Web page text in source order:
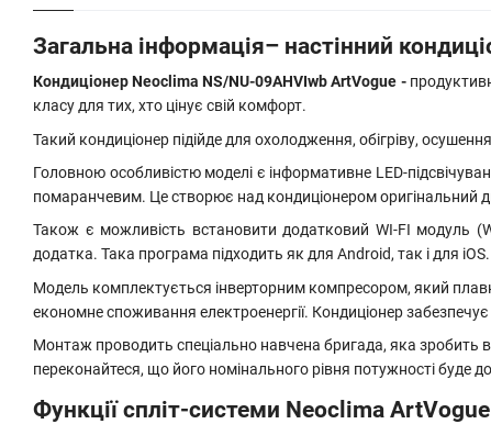
Загальна інформація– настінний
Кондиціонер Neoclima NS/NU-09AHVIwb ArtVogue -
класу для тих, хто цінує свій комфорт.
Такий кондиціонер підійде для охолодження, обігріву,
Головною особливістю моделі є інформативне LED-
помаранчевим. Це створює над кондиціонером оригінальний
Також є можливість встановити додатковий WI-FI модуль
додатка. Така програма підходить як для Android, так і для
Модель комплектується інверторним компресором, який
економне споживання електроенергії. Кондиціонер
Монтаж проводить спеціально навчена бригада, яка зробить
переконайтеся, що його номінального рівня потужності буде
Функції спліт-системи Neoclima ArtVogue